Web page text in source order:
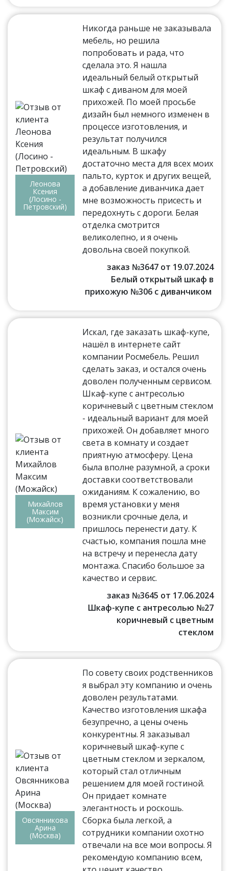
Леонова
Ксения
(Лосино -
Петровский)
Никогда раньше не заказывала
мебель, но решила
попробовать и рада, что
сделала это. Я нашла
идеальный белый открытый
шкаф с диваном для моей
прихожей. По моей просьбе
дизайн был немного изменен в
процессе изготовления, и
результат получился
идеальным. В шкафу
достаточно места для всех моих
пальто, курток и других вещей,
а добавление диванчика дает
мне возможность присесть и
передохнуть с дороги. Белая
отделка смотрится
великолепно, и я очень
довольна своей покупкой.
заказ №3647 от 19.07.2024
Белый открытый шкаф в
прихожую №306 с диванчиком
Михайлов
Максим
(Можайск)
Искал, где заказать шкаф-купе,
нашёл в интернете сайт
компании Росмебель. Решил
сделать заказ, и остался очень
доволен полученным сервисом.
Шкаф-купе с антресолью
коричневый с цветным стеклом
- идеальный вариант для моей
прихожей. Он добавляет много
света в комнату и создает
приятную атмосферу. Цена
была вполне разумной, а сроки
доставки соответствовали
ожиданиям. К сожалению, во
время установки у меня
возникли срочные дела, и
пришлось перенести дату. К
счастью, компания пошла мне
на встречу и перенесла дату
монтажа. Спасибо большое за
качество и сервис.
заказ №3645 от 17.06.2024
Шкаф-купе с антресолью №27
коричневый с цветным
стеклом
Овсянникова
Арина
(Москва)
По совету своих родственников
я выбрал эту компанию и очень
доволен результатами.
Качество изготовления шкафа
безупречно, а цены очень
конкурентны. Я заказывал
коричневый шкаф-купе с
цветным стеклом и зеркалом,
который стал отличным
решением для моей гостиной.
Он придает комнате
элегантность и роскошь.
Сборка была легкой, а
сотрудники компании охотно
отвечали на все мои вопросы. Я
рекомендую компанию всем,